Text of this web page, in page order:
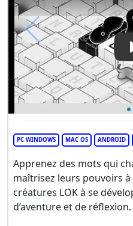
PC WINDOWS MAC OS ANDROID
Apprenez des mots qui
maîtrisez leurs pouvoirs
créatures LOK à se
d’aventure et de réflexion.